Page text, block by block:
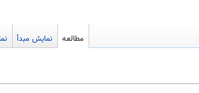
مطالعه نمایش مبدأ